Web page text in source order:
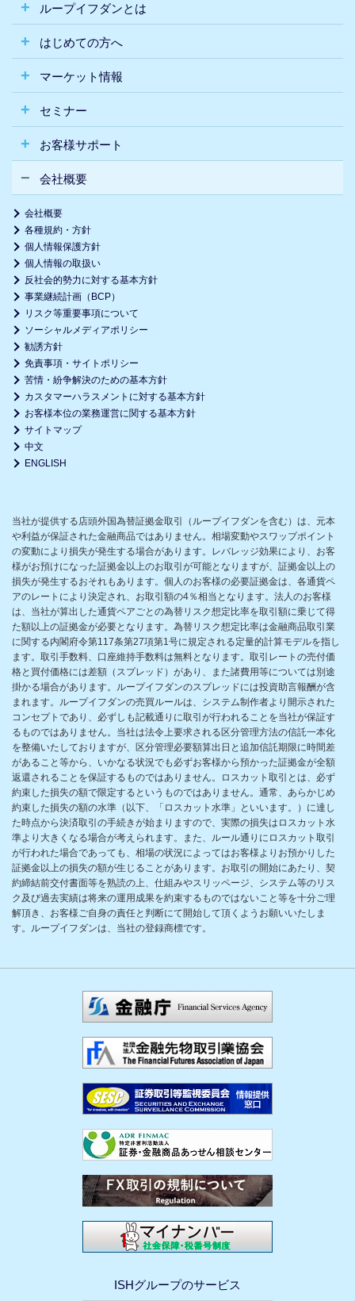
ループイフダンとは
はじめての方へ
マーケット情報
セミナー
お客様サポート
会社概要
会社概要
各種規約・方針
個人情報保護方針
個人情報の取扱い
反社会的勢力に対する基本方針
事業継続計画（BCP）
リスク等重要事項について
ソーシャルメディアポリシー
勧誘方針
免責事項・サイトポリシー
苦情・紛争解決のための基本方針
カスタマーハラスメントに対する基本方針
お客様本位の業務運営に関する基本方針
サイトマップ
中文
ENGLISH
当社が提供する店頭外国為替証拠金取引（ループイフダンを含む）は、元本
や利益が保証された金融商品ではありません。相場変動やスワップポイント
の変動により損失が発生する場合があります。レバレッジ効果により、お客
様がお預けになった証拠金以上のお取引が可能となりますが、証拠金以上の
損失が発生するおそれもあります。個人のお客様の必要証拠金は、各通貨ペ
アのレートにより決定され、お取引額の4％相当となります。法人のお客様
は、当社が算出した通貨ペアごとの為替リスク想定比率を取引額に乗じて得
た額以上の証拠金が必要となります。為替リスク想定比率は金融商品取引業
に関する内閣府令第117条第27項第1号に規定される定量的計算モデルを指し
ます。取引手数料、口座維持手数料は無料となります。取引レートの売付価
格と買付価格には差額（スプレッド）があり、また諸費用等については別途
掛かる場合があります。ループイフダンのスプレッドには投資助言報酬が含
まれます。ループイフダンの売買ルールは、システム制作者より開示された
コンセプトであり、必ずしも記載通りに取引が行われることを当社が保証す
るものではありません。当社は法令上要求される区分管理方法の信託一本化
を整備いたしておりますが、区分管理必要額算出日と追加信託期限に時間差
があること等から、いかなる状況でも必ずお客様から預かった証拠金が全額
返還されることを保証するものではありません。ロスカット取引とは、必ず
約束した損失の額で限定するというものではありません。通常、あらかじめ
約束した損失の額の水準（以下、「ロスカット水準」といいます。）に達し
た時点から決済取引の手続きが始まりますので、実際の損失はロスカット水
準より大きくなる場合が考えられます。また、ルール通りにロスカット取引
が行われた場合であっても、相場の状況によってはお客様よりお預かりした
証拠金以上の損失の額が生じることがあります。お取引の開始にあたり、契
約締結前交付書面等を熟読の上、仕組みやスリッページ、システム等のリス
ク及び過去実績は将来の運用成果を約束するものではないこと等を十分ご理
解頂き、お客様ご自身の責任と判断にて開始して頂くようお願いいたしま
す。ループイフダンは、当社の登録商標です。
ISHグループのサービス